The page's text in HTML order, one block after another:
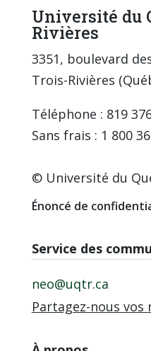
Université du
Rivières
3351, boulevard
Trois-Rivières
Téléphone : 819
Sans frais : 1 800
© Université du
Énoncé de
Service des
neo@uqtr.ca
Partagez-nous vos